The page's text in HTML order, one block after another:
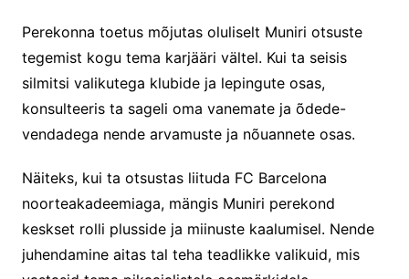
Perekonna toetus mõjutas oluliselt Muniri otsuste
tegemist kogu tema karjääri vältel. Kui ta seisis
silmitsi valikutega klubide ja lepingute osas,
konsulteeris ta sageli oma vanemate ja õdede-
vendadega nende arvamuste ja nõuannete osas.
Näiteks, kui ta otsustas liituda FC Barcelona
noorteakadeemiaga, mängis Muniri perekond
keskset rolli plusside ja miinuste kaalumisel. Nende
juhendamine aitas tal teha teadlikke valikuid, mis